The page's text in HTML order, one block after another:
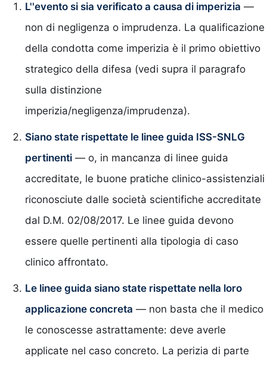
L''evento si sia verificato a causa di imperizia —
non di negligenza o imprudenza. La qualificazione
della condotta come imperizia è il primo obiettivo
strategico della difesa (vedi supra il paragrafo
sulla distinzione
imperizia/negligenza/imprudenza).
Siano state rispettate le linee guida ISS-SNLG
pertinenti — o, in mancanza di linee guida
accreditate, le buone pratiche clinico-assistenziali
riconosciute dalle società scientifiche accreditate
dal D.M. 02/08/2017. Le linee guida devono
essere quelle pertinenti alla tipologia di caso
clinico affrontato.
Le linee guida siano state rispettate nella loro
applicazione concreta — non basta che il medico
le conoscesse astrattamente: deve averle
applicate nel caso concreto. La perizia di parte